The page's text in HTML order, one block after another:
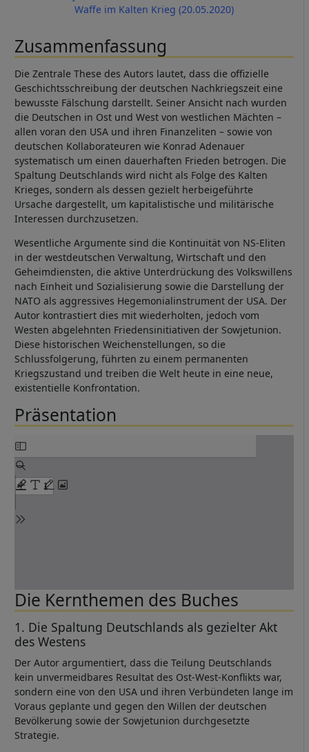
Waffe im Kalten Krieg (20.05.2020)
Zusammenfassung
Die Zentrale These des Autors lautet, dass die offizielle
Geschichtsschreibung der deutschen Nachkriegszeit eine
bewusste Fälschung darstellt. Seiner Ansicht nach wurden
die Deutschen in Ost und West von westlichen Mächten –
allen voran den USA und ihren Finanzeliten – sowie von
deutschen Kollaborateuren wie Konrad Adenauer
systematisch um einen dauerhaften Frieden betrogen. Die
Spaltung Deutschlands wird nicht als Folge des Kalten
Krieges, sondern als dessen gezielt herbeigeführte
Ursache dargestellt, um kapitalistische und militärische
Interessen durchzusetzen.
Wesentliche Argumente sind die Kontinuität von NS-Eliten
in der westdeutschen Verwaltung, Wirtschaft und den
Geheimdiensten, die aktive Unterdrückung des Volkswillens
nach Einheit und Sozialisierung sowie die Darstellung der
NATO als aggressives Hegemonialinstrument der USA. Der
Autor kontrastiert dies mit wiederholten, jedoch vom
Westen abgelehnten Friedensinitiativen der Sowjetunion.
Diese historischen Weichenstellungen, so die
Schlussfolgerung, führten zu einem permanenten
Kriegszustand und treiben die Welt heute in eine neue,
existentielle Konfrontation.
Präsentation
Die Kernthemen des Buches
1. Die Spaltung Deutschlands als gezielter Akt
des Westens
Der Autor argumentiert, dass die Teilung Deutschlands
kein unvermeidbares Resultat des Ost-West-Konflikts war,
sondern eine von den USA und ihren Verbündeten lange im
Voraus geplante und gegen den Willen der deutschen
Bevölkerung sowie der Sowjetunion durchgesetzte
Strategie.